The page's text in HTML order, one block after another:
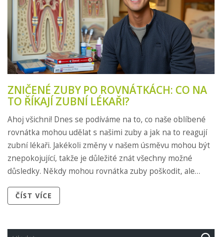
ZNIČENÉ ZUBY PO ROVNÁTKÁCH: CO NA
TO ŘÍKAJÍ ZUBNÍ LÉKAŘI?
Ahoj všichni! Dnes se podíváme na to, co naše oblíbené
rovnátka mohou udělat s našimi zuby a jak na to reagují
zubní lékaři. Jakékoli změny v našem úsměvu mohou být
znepokojující, takže je důležité znát všechny možné
důsledky. Někdy mohou rovnátka zuby poškodit, ale
mohou pomoci. Takže pojdme se na to podívat a uvidíme,
ČÍST VÍCE